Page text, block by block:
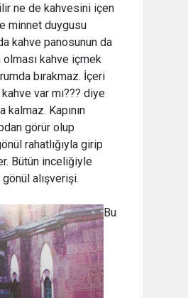
ne de kahvesini içen
minnet duygusu
kahve panosunun da
olması kahve içmek
bırakmaz. İçeri
var mı??? diye
kalmaz. Kapının
görür olup
rahatlığıyla girip
Bütün inceliğiyle
alışverişi.
Bu